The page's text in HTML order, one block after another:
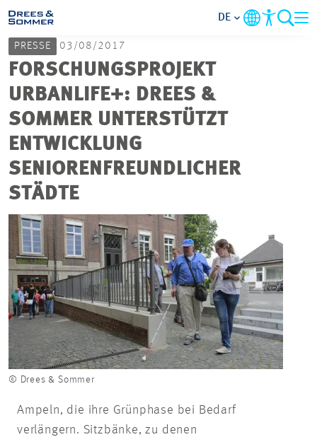
MARKETS
SERVICES
UNTERNEHMEN
KARRIERE
PROJEKTE
KONTAKT
DE
PRESSE 03/08/2017
FORSCHUNGSPROJEKT
URBANLIFE+: DREES &
SOMMER UNTERSTÜTZT
ENTWICKLUNG
SENIORENFREUNDLICHER
STÄDTE
© Drees & Sommer
Ampeln, die ihre Grünphase bei Bedarf
verlängern. Sitzbänke, zu denen